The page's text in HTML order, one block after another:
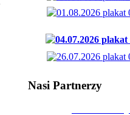
Nasi Partnerzy